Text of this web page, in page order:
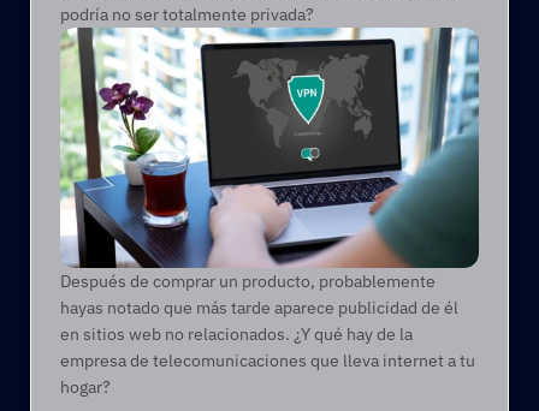
podría no ser totalmente privada?
Después de comprar un producto, probablemente
hayas notado que más tarde aparece publicidad de él
en sitios web no relacionados. ¿Y qué hay de la
empresa de telecomunicaciones que lleva internet a tu
hogar?